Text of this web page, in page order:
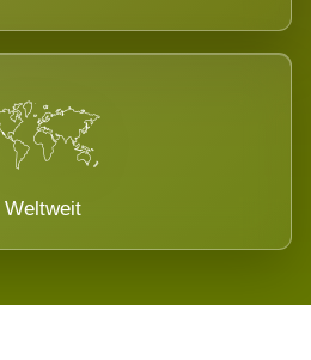
Weltweit